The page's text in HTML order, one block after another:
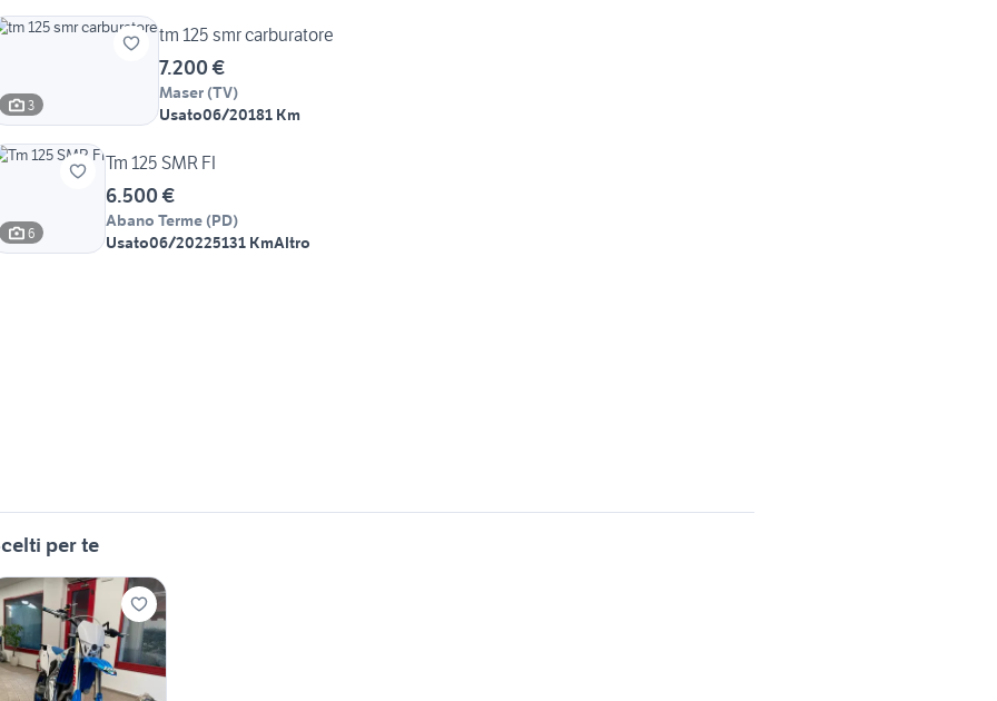
3
tm 125 smr carburatore
7.200 €
Maser (TV)
Usato06/20181 Km
6
Tm 125 SMR FI
6.500 €
Abano Terme (PD)
Usato06/20225131 KmAltro
per te